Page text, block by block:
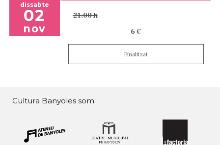
dissabte
02
nov
21:00 h
6 €
Finalitzat
Cultura Banyoles som: